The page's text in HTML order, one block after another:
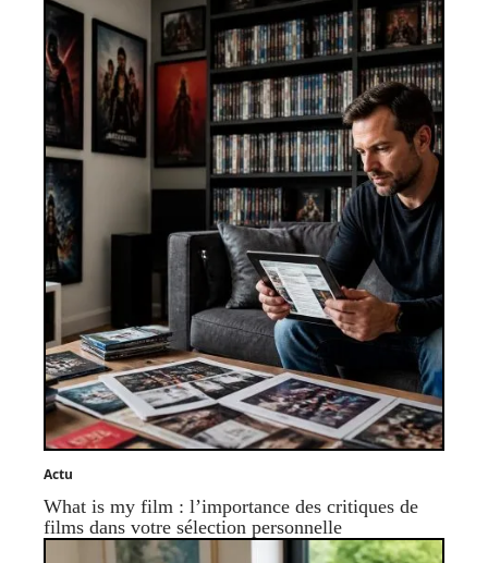
Actu
What is my film : l’importance des critiques de
films dans votre sélection personnelle